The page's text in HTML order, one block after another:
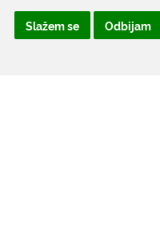
Slažem se Odbijam
odjel za poslove